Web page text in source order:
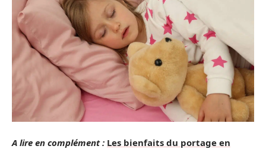
A lire en complément : Les bienfaits du portage en